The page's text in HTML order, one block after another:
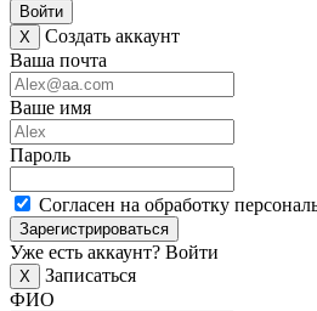
Войти
X
Создать аккаунт
Ваша почта
Ваше имя
Пароль
Согласен на обработку
Зарегистрироваться
Уже есть аккаунт? Войти
X
Записаться
ФИО